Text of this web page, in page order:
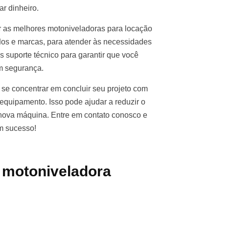
dinheiro.
melhores motoniveladoras para locação
e marcas, para atender às necessidades
suporte técnico para garantir que você
segurança.
concentrar em concluir seu projeto com
Isso pode ajudar a reduzir o
máquina. Entre em contato conosco e
sucesso!